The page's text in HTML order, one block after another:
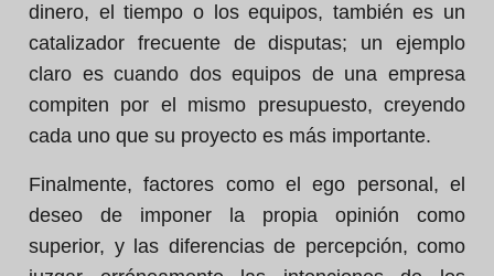
dinero, el tiempo o los equipos, también es un
catalizador frecuente de disputas; un ejemplo
claro es cuando dos equipos de una empresa
compiten por el mismo presupuesto, creyendo
cada uno que su proyecto es más importante.
Finalmente, factores como el ego personal, el
deseo de imponer la propia opinión como
superior, y las diferencias de percepción, como